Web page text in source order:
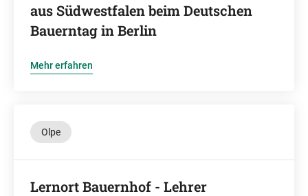
aus Südwestfalen beim Deutschen
Bauerntag in Berlin
Mehr erfahren
Olpe
Lernort Bauernhof - Lehrer